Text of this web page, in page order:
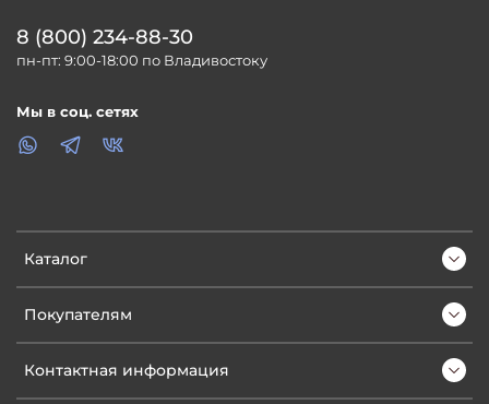
Каталог
Покупателям
Контактная информация
8 (800) 234-88-30
пн-пт: 9:00-18:00 по Владивостоку
Мы в соц. сетях